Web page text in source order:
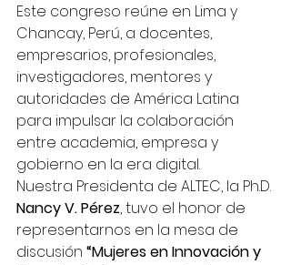
Este congreso reúne en Lima y
Chancay, Perú, a docentes,
empresarios, profesionales,
investigadores, mentores y
autoridades de América Latina
para impulsar la colaboración
entre academia, empresa y
gobierno en la era digital.
Nuestra Presidenta de ALTEC, la Ph.D.
Nancy V. Pérez, tuvo el honor de
representarnos en la mesa de
discusión “Mujeres en Innovación y